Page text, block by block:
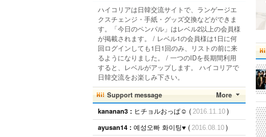
ハイコリアは日韓交流サイトで、ランゲージエ
クスチェンジ・手紙・グッズ交換などができま
す。「今日のペンパル」はレベル2以上の会員様
が掲載されます。 / レベル1の会員様は1日に何
回ログインしても1日1回のみ、リストの前に来
るようになりました。 / 一つのIDを長期間利用
すると、レベルがアップします。 ハイコリアで
日韓交流をお楽しみ下さい。
More
Support message
kananan3 : ヒチョルおっぱ☺︎ ( 2016.11.10 )
ayusan14 : 예성오빠 화이팅♥ ( 2016.08.10 )